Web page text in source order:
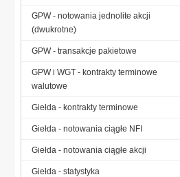
GPW - notowania jednolite akcji
(dwukrotne)
GPW - transakcje pakietowe
GPW i WGT - kontrakty terminowe
walutowe
Giełda - kontrakty terminowe
Giełda - notowania ciągłe NFI
Giełda - notowania ciągłe akcji
Giełda - statystyka